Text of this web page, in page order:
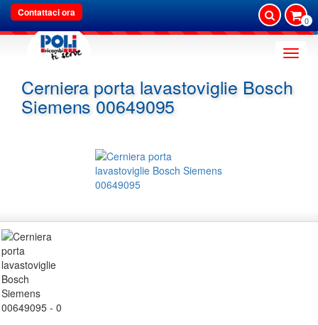
Contattaci ora
0
Toggle
Cerniera porta lavastoviglie Bosch
Siemens 00649095